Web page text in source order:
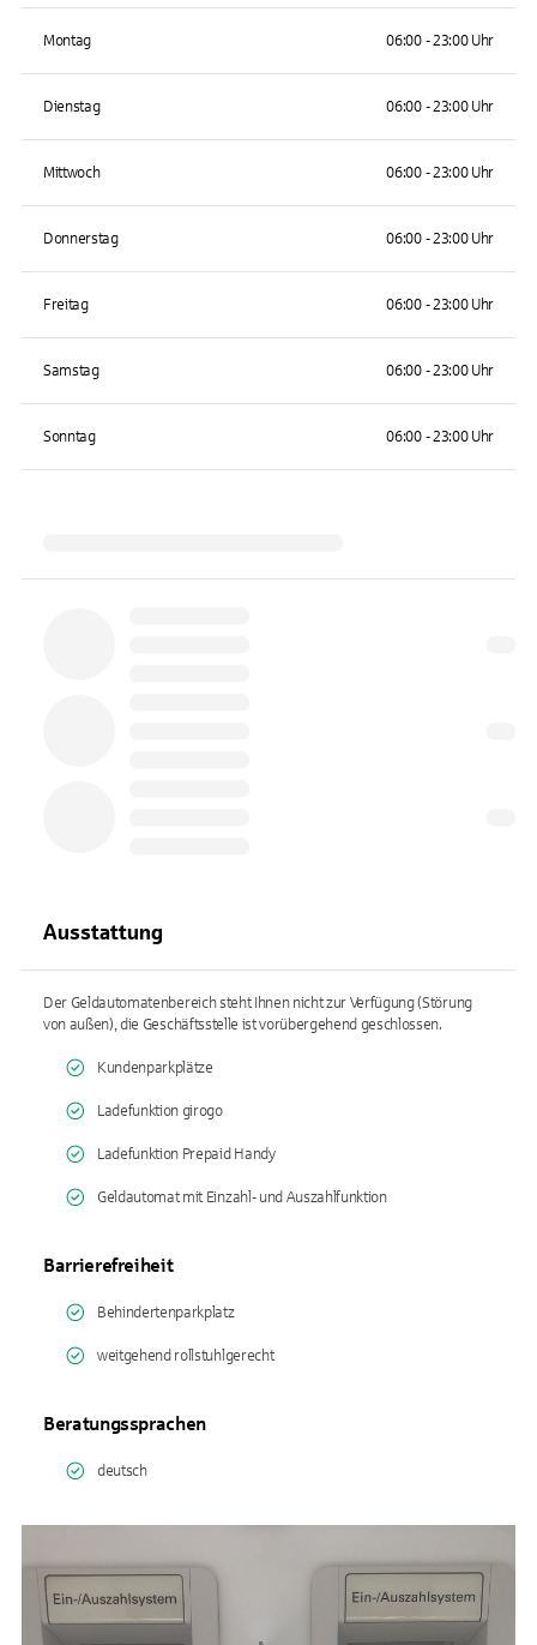
Montag 06:00 - 23:00 Uhr
Dienstag 06:00 - 23:00 Uhr
Mittwoch 06:00 - 23:00 Uhr
Donnerstag 06:00 - 23:00 Uhr
Freitag 06:00 - 23:00 Uhr
Samstag 06:00 - 23:00 Uhr
Sonntag 06:00 - 23:00 Uhr
Ausstattung
Der Geldautomatenbereich steht Ihnen nicht zur Verfügung (Störung
von außen), die Geschäftsstelle ist vorübergehend geschlossen.
Kundenparkplätze
Ladefunktion girogo
Ladefunktion Prepaid Handy
Geldautomat mit Einzahl- und Auszahlfunktion
Barrierefreiheit
Behindertenparkplatz
weitgehend rollstuhlgerecht
Beratungssprachen
deutsch